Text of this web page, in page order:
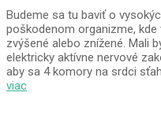
Budeme sa tu baviť o
poškodenom organizme,
zvýšené alebo znížené. Mali
elektricky aktívne nervové
aby sa 4 komory na srdci
viac